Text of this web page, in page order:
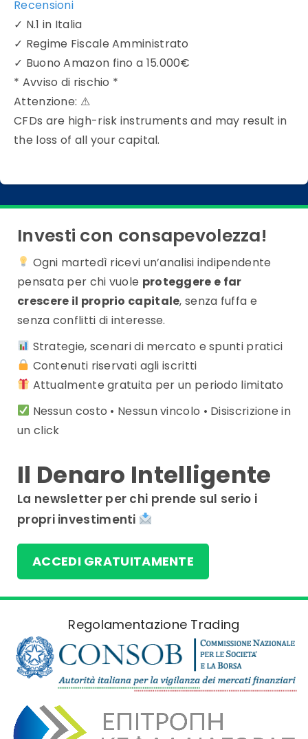
Recensioni
✓ N.1 in Italia
✓ Regime Fiscale Amministrato
✓ Buono Amazon fino a 15.000€
* Avviso di rischio *
Attenzione: ⚠
CFDs are high-risk instruments and may result in
the loss of all your capital.
Investi con consapevolezza!
Ogni martedì ricevi un’analisi indipendente
pensata per chi vuole proteggere e far
crescere il proprio capitale, senza fuffa e
senza conflitti di interesse.
Strategie, scenari di mercato e spunti pratici
Contenuti riservati agli iscritti
Attualmente gratuita per un periodo limitato
Nessun costo • Nessun vincolo • Disiscrizione in
un click
Il Denaro Intelligente
La newsletter per chi prende sul serio i
propri investimenti
ACCEDI GRATUITAMENTE
Regolamentazione Trading